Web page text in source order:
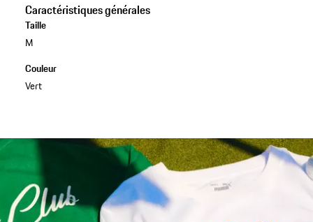
Caractéristiques générales
Taille
M
Couleur
Vert